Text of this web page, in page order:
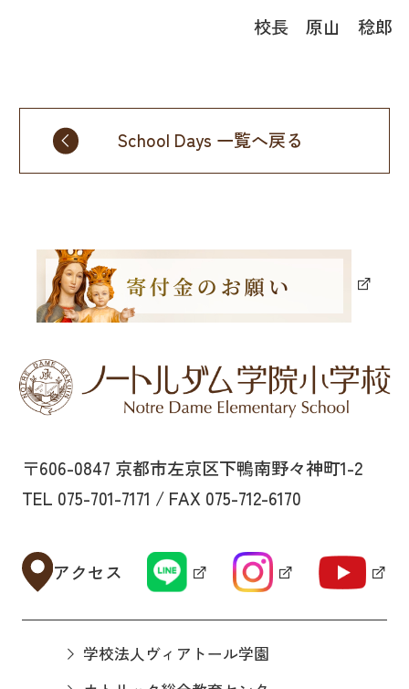
校長 原山 稔郎
School Days 一覧へ戻る
〒606-0847 京都市左京区下鴨南野々神町1-2
TEL 075-701-7171 / FAX 075-712-6170
アクセス
学校法人ヴィアトール学園